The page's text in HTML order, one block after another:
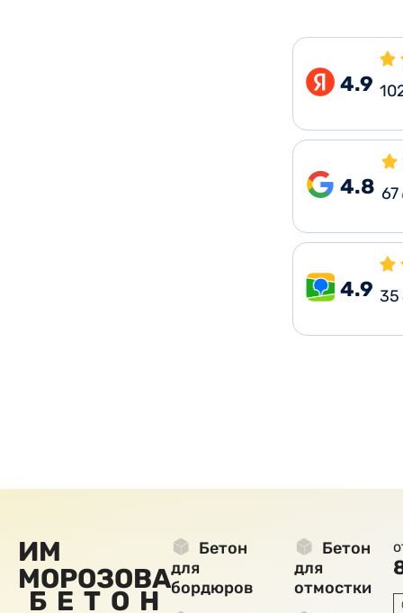
4.9
4.8 67
4.9 35
ИМ
МОРОЗОВА
БЕТОН
Бетон
для
бордюров
Бетон
для
отмостки